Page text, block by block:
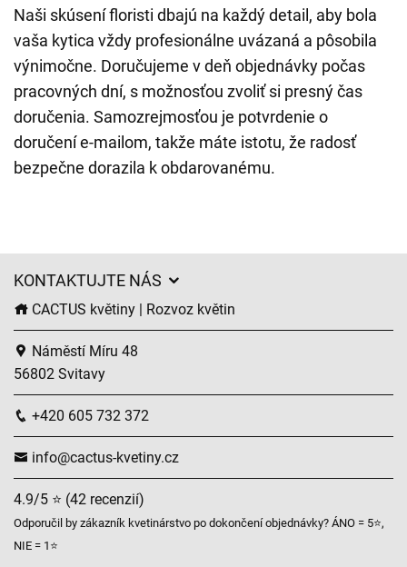
Naši skúsení floristi dbajú na každý detail, aby bola
vaša kytica vždy profesionálne uvázaná a pôsobila
výnimočne. Doručujeme v deň objednávky počas
pracovných dní, s možnosťou zvoliť si presný čas
doručenia. Samozrejmosťou je potvrdenie o
doručení e-mailom, takže máte istotu, že radosť
bezpečne dorazila k obdarovanému.
KONTAKTUJTE NÁS
CACTUS květiny | Rozvoz květin
Náměstí Míru 48
56802 Svitavy
+420 605 732 372
info@cactus-kvetiny.cz
4.9/5 ⭐ (42 recenzií)
Odporučil by zákazník kvetinárstvo po dokončení objednávky? ÁNO = 5⭐,
NIE = 1⭐